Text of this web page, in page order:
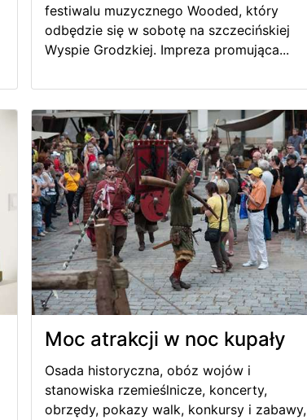
festiwalu muzycznego Wooded, który
odbędzie się w sobotę na szczecińskiej
Wyspie Grodzkiej. Impreza promująca...
Moc atrakcji w noc kupały
Osada historyczna, obóz wojów i
stanowiska rzemieślnicze, koncerty,
obrzędy, pokazy walk, konkursy i zabawy,